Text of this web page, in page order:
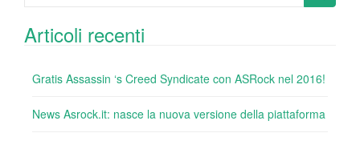
Articoli recenti
Gratis Assassin ‘s Creed Syndicate con ASRock nel 2016!
News Asrock.it: nasce la nuova versione della piattaforma